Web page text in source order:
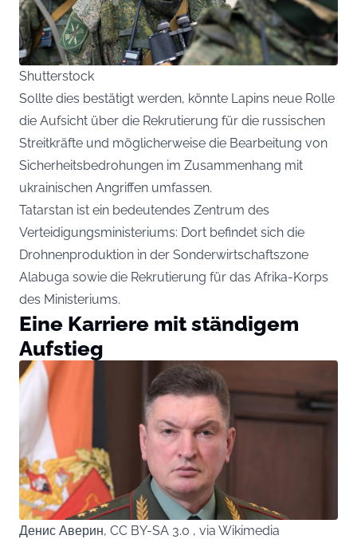
Shutterstock
Sollte dies bestätigt werden, könnte Lapins neue Rolle
die Aufsicht über die Rekrutierung für die russischen
Streitkräfte und möglicherweise die Bearbeitung von
Sicherheitsbedrohungen im Zusammenhang mit
ukrainischen Angriffen umfassen.
Tatarstan ist ein bedeutendes Zentrum des
Verteidigungsministeriums: Dort befindet sich die
Drohnenproduktion in der Sonderwirtschaftszone
Alabuga sowie die Rekrutierung für das Afrika-Korps
des Ministeriums.
Eine Karriere mit ständigem
Aufstieg
Денис Аверин, CC BY-SA 3.0 , via Wikimedia